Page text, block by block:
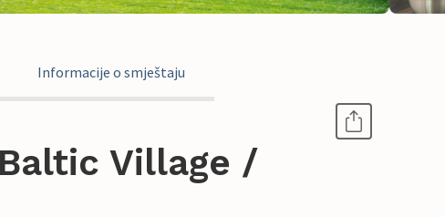
Informacije o smještaju
Village /